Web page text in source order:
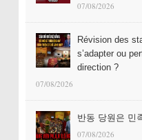
07/08/2026
Révision des
s’adapter ou
direction ?
07/08/2026
반동 당원은 민
07/08/2026